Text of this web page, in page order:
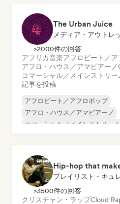
The Urban Juice
メディア・アウトレ
>2000件の回答
アフリカ音楽アフロビート／
アフロ・ハウス／アマピアーノ
コマーシャル／メインストリー
記事を投稿
アフロビート／アフロポップ
アフロ・ハウス／アマピアーノ
コマーシャル／メインストリーム
Hip-hop that
プレイリスト・キュ
>3500件の回答
クリスチャン・ラップCloud